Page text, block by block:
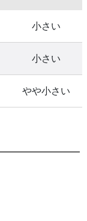
小さい
小さい
やや小さい